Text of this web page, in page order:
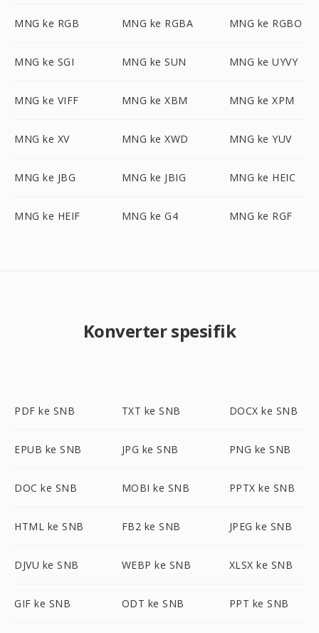
MNG ke RGB MNG ke RGBA MNG ke RGBO
MNG ke SGI MNG ke SUN MNG ke UYVY
MNG ke VIFF MNG ke XBM MNG ke XPM
MNG ke XV MNG ke XWD MNG ke YUV
MNG ke JBG MNG ke JBIG MNG ke HEIC
MNG ke HEIF MNG ke G4 MNG ke RGF
Konverter spesifik
PDF ke SNB TXT ke SNB DOCX ke SNB
EPUB ke SNB JPG ke SNB PNG ke SNB
DOC ke SNB MOBI ke SNB PPTX ke SNB
HTML ke SNB FB2 ke SNB JPEG ke SNB
DJVU ke SNB WEBP ke SNB XLSX ke SNB
GIF ke SNB ODT ke SNB PPT ke SNB